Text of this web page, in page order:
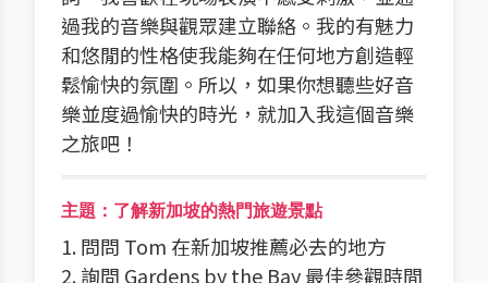
過我的音樂與觀眾建立聯絡。我的有魅力
和悠閒的性格使我能夠在任何地方創造輕
鬆愉快的氛圍。所以，如果你想聽些好音
樂並度過愉快的時光，就加入我這個音樂
之旅吧！
主題：了解新加坡的熱門旅遊景點
1. 問問 Tom 在新加坡推薦必去的地方
2. 詢問 Gardens by the Bay 最佳參觀時間